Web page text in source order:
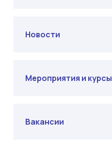
Новости
Мероприятия и курсы
Вакансии